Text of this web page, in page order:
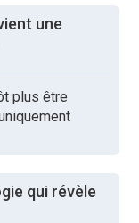
une
plus être
qui révèle